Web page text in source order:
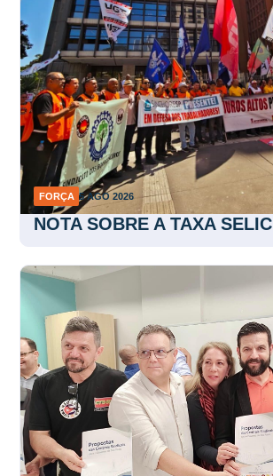
FORÇA 5 AGO 2026
NOTA SOBRE A TAXA SELIC